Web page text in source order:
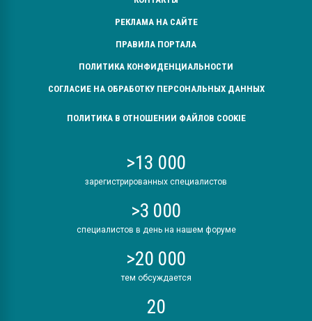
РЕКЛАМА НА САЙТЕ
ПРАВИЛА ПОРТАЛА
ПОЛИТИКА КОНФИДЕНЦИАЛЬНОСТИ
СОГЛАСИЕ НА ОБРАБОТКУ ПЕРСОНАЛЬНЫХ ДАННЫХ
ПОЛИТИКА В ОТНОШЕНИИ ФАЙЛОВ COOKIE
>13 000
зарегистрированных специалистов
>3 000
специалистов в день на нашем форуме
>20 000
тем обсуждается
20